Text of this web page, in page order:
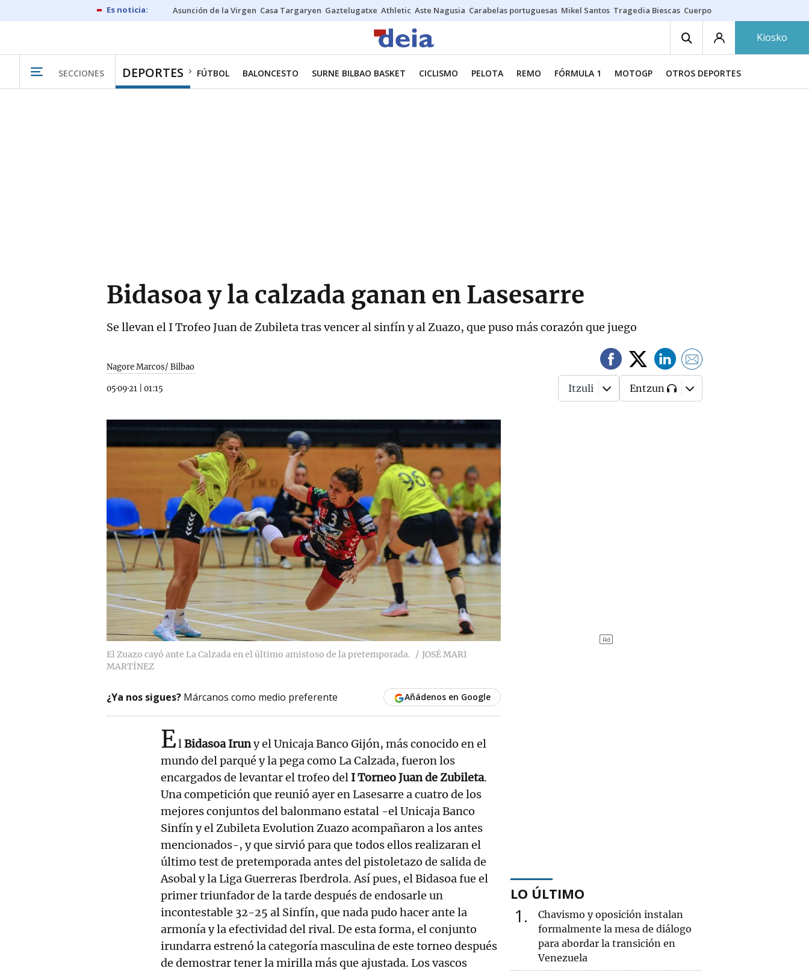
Asunción de la Virgen Casa Targaryen Gaztelugatxe Athletic Aste Nagusia Carabelas portuguesas Mikel Santos Tragedia Biescas Cuerpo ría
Kiosko
SECCIONES DEPORTES FÚTBOL BALONCESTO SURNE BILBAO BASKET CICLISMO PELOTA REMO FÓRMULA 1 MOTOGP OTROS DEPORTES
Bidasoa y la calzada ganan en Lasesarre
Se llevan el I Trofeo Juan de Zubileta tras vencer al sinfín y al Zuazo, que puso más corazón que juego
Nagore Marcos/ Bilbao
05·09·21 01:15 Itzuli Entzun
El Zuazo cayó ante La Calzada en el último amistoso de la pretemporada.
JOSÉ MARI
MARTÍNEZ
¿Ya nos sigues? Márcanos como medio preferente Añádenos en Google
ElBidasoa Iruny el Unicaja Banco Gijón, más conocido en el
mundo del parqué y la pega como La Calzada, fueron los
encargados de levantar el trofeo del I Torneo Juan de Zubileta.
Una competición que reunió ayer en Lasesarre a cuatro de los
mejores conjuntos del balonmano estatal -el Unicaja Banco
Sinfín y el Zubileta Evolution Zuazo acompañaron a los antes
mencionados-, y que sirvió para que todos ellos realizaran el
último test de pretemporada antes del pistoletazo de salida de
Asobal y la Liga Guerreras Iberdrola. Así pues, el Bidasoa fue el
primer triunfador de la tarde después de endosarle un
incontestable 32-25 al Sinfín, que nada pudo hacer ante la
armonía y la efectividad del rival. De esta forma, el conjunto
irundarra estrenó la categoría masculina de este torneo después
de demostrar tener la mirilla más que ajustada. Los vascos
LO ÚLTIMO
1
Chavismo y oposición instalan
formalmente la mesa de diálogo
para abordar la transición en
Venezuela